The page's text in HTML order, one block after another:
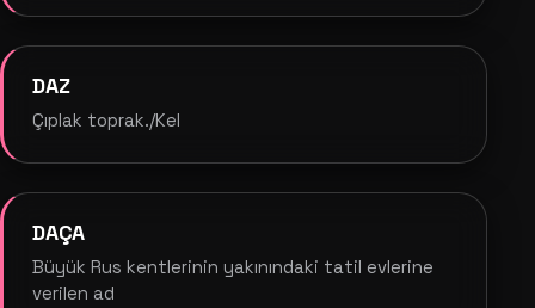
DAZ
Çıplak toprak./Kel
DAÇA
Büyük Rus kentlerinin yakınındaki tatil evlerine
verilen ad